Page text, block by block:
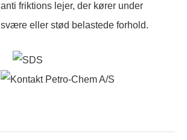
anti friktions lejer, der kører under
svære eller stød belastede forhold.